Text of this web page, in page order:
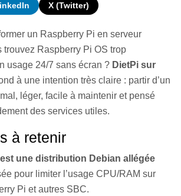
X (Twitter)
un Raspberry Pi en serveur
trouvez Raspberry Pi OS trop
usage 24/7 sans écran ? DietPi sur
à une intention très claire : partir d’un
léger, facile à maintenir et pensé
des services utiles.
à retenir
est une distribution Debian allégée
pour limiter l’usage CPU/RAM sur
Pi et autres SBC.